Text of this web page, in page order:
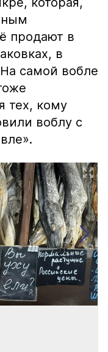
продают в
в
самой вобле
тех, кому
воблу с